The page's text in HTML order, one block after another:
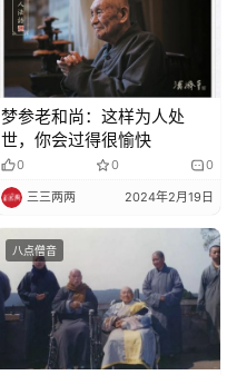
梦参老和尚：这样为人处
世，你会过得很愉快
0 0 0
三三两两 2024年2月19日
八点僧音